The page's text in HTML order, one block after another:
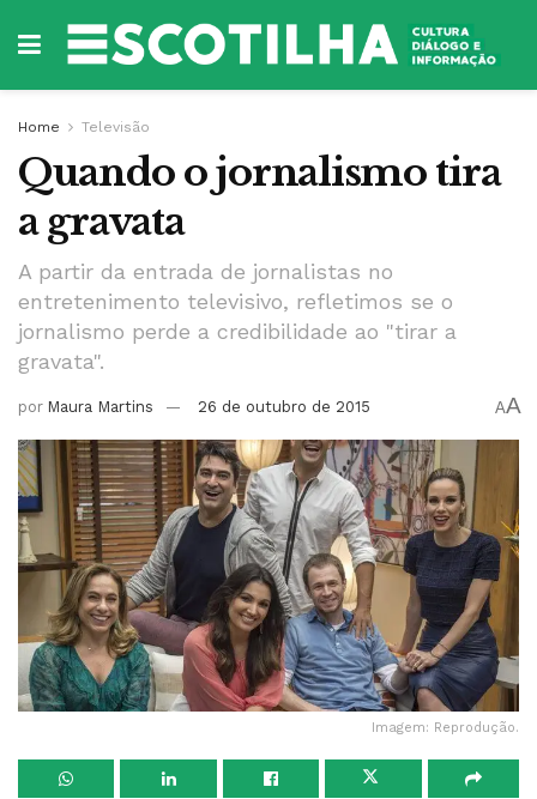
Home Televisão
Quando o jornalismo tira
a gravata
A partir da entrada de jornalistas no
entretenimento televisivo, refletimos se o
jornalismo perde a credibilidade ao "tirar a
gravata".
por Maura Martins 26 de outubro de 2015 AA
Imagem: Reprodução.